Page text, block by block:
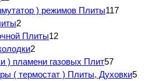
) режимов Плиты117
2
Плиты12
2
) пламени газовых Плит57
( термостат ) Плиты, Духовки5